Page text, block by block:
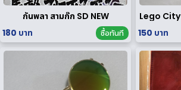
กันพลา สามก๊ก SD NEW
180 บาท
ซื้อทันที
150 บาท